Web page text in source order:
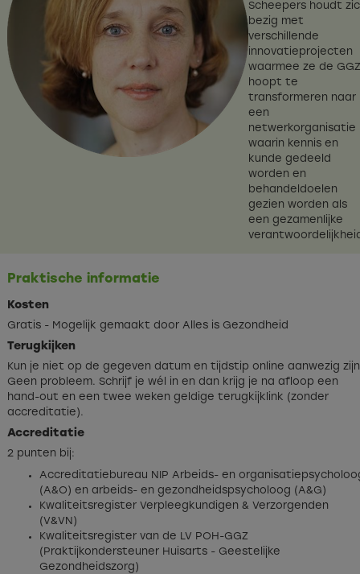
Scheepers houdt
bezig met
verschillende
innovatieprojecten
waarmee ze de GGZ
hoopt te
transformeren naar
een
netwerkorganisatie
waarin kennis en
kunde gedeeld
worden en
behandeldoelen
gezien worden als
een gezamenlijke
Praktische informatie
Kosten
Gratis - Mogelijk gemaakt door Alles is Gezondheid
Terugkijken
Kun je niet op de gegeven datum en tijdstip online aanwezig
Geen probleem. Schrijf je wél in en dan krijg je na afloop een
hand-out en een twee weken geldige terugkijklink (zonder
accreditatie).
Accreditatie
2 punten bij:
Accreditatiebureau NIP Arbeids- en
(A&O) en arbeids- en gezondheidspsycholoog (A&G)
Kwaliteitsregister Verpleegkundigen & Verzorgenden
(V&VN)
Kwaliteitsregister van de LV POH-GGZ
(Praktijkondersteuner Huisarts - Geestelijke
Gezondheidszorg)